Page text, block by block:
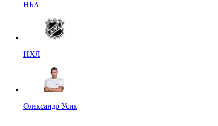
НБА
НХЛ
Олександр Усик